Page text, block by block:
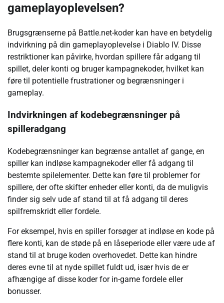
gameplayoplevelsen?
Brugsgrænserne på Battle.net-koder kan have en betydelig
indvirkning på din gameplayoplevelse i Diablo IV. Disse
restriktioner kan påvirke, hvordan spillere får adgang til
spillet, deler konti og bruger kampagnekoder, hvilket kan
føre til potentielle frustrationer og begrænsninger i
gameplay.
Indvirkningen af kodebegrænsninger på
spilleradgang
Kodebegrænsninger kan begrænse antallet af gange, en
spiller kan indløse kampagnekoder eller få adgang til
bestemte spilelementer. Dette kan føre til problemer for
spillere, der ofte skifter enheder eller konti, da de muligvis
finder sig selv ude af stand til at få adgang til deres
spilfremskridt eller fordele.
For eksempel, hvis en spiller forsøger at indløse en kode på
flere konti, kan de støde på en låseperiode eller være ude af
stand til at bruge koden overhovedet. Dette kan hindre
deres evne til at nyde spillet fuldt ud, især hvis de er
afhængige af disse koder for in-game fordele eller
bonusser.